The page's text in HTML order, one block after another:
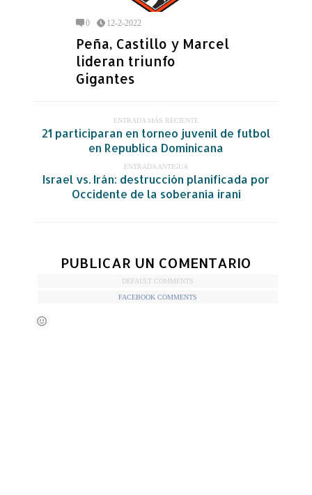
0 12-2-2022
Peña, Castillo y Marcel
lideran triunfo
Gigantes
ENTRADA MÁS RECIENTE
21 participaran en torneo juvenil de futbol
en Republica Dominicana
ENTRADA ANTIGUA
Israel vs. Irán: destrucción planificada por
Occidente de la soberanía iraní
PUBLICAR UN COMENTARIO
DEFAULT COMMENTS
FACEBOOK COMMENTS